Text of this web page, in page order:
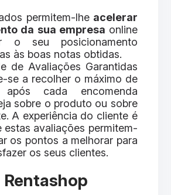
permitem-lhe acelerar
da sua empresa online
o seu posicionamento
às boas notas obtidas.
de Avaliações Garantidas
se a recolher o máximo de
após cada encomenda
sobre o produto ou sobre
A experiência do cliente é
estas avaliações permitem-
os pontos a melhorar para
os seus clientes.
Rentashop